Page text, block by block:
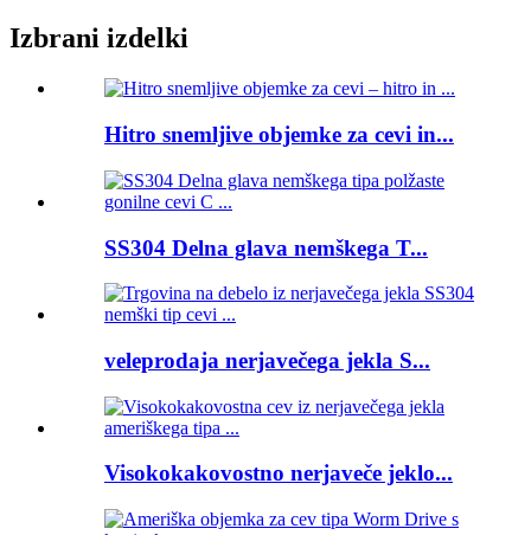
Izbrani izdelki
Hitro snemljive objemke za cevi in...
SS304 Delna glava nemškega T...
veleprodaja nerjavečega jekla S...
Visokokakovostno nerjaveče jeklo...